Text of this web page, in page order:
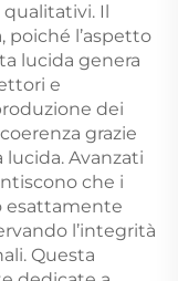
Il
poiché l’aspetto
lucida genera
e
dei
grazie
Avanzati
che i
esattamente
l’integrità
Questa